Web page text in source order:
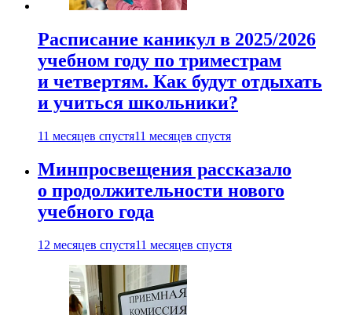
Расписание каникул в 2025/2026
учебном году по триместрам
и четвертям. Как будут отдыхать
и учиться школьники?
11 месяцев спустя11 месяцев спустя
Минпросвещения рассказало
о продолжительности нового
учебного года
12 месяцев спустя11 месяцев спустя